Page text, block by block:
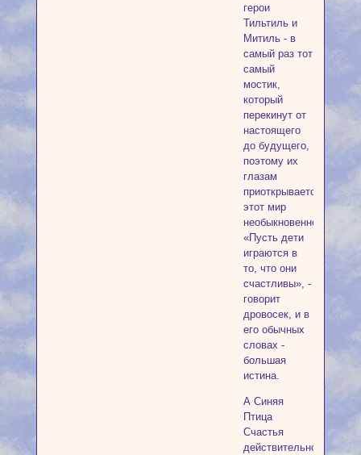
герои
Тильтиль и
Митиль - в
самый раз тот
самый
мостик,
который
перекинут от
настоящего
до будущего,
поэтому их
глазам
приоткрывается
этот мир
необыкновенного.
«Пусть дети
играются в
то, что они
счастливы», -
говорит
дровосек, и в
его обычных
словах -
большая
истина.
А Синяя
Птица
Счастья
действительно